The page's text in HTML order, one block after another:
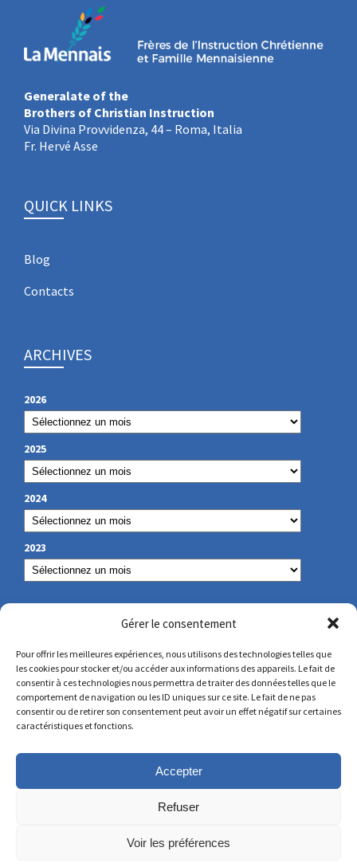
Gérer le consentement
Pour offrir les meilleures expériences, nous utilisons des technologies telles que
les cookies pour stocker et/ou accéder aux informations des appareils. Le fait de
consentir à ces technologies nous permettra de traiter des données telles que le
comportement de navigation ou les ID uniques sur ce site. Le fait de ne pas
consentir ou de retirer son consentement peut avoir un effet négatif sur certaines
caractéristiques et fonctions.
Accepter
Refuser
Voir les préférences
Generalate of the
Brothers of Christian Instruction
Via Divina Provvidenza, 44 – Roma, Italia
Fr. Hervé Asse
QUICK LINKS
Blog
Contacts
ARCHIVES
2026
2025
2024
2023
OUR CONTACT
secretariat@lamennais.org
protectionenfance@lamennais.org
© Copyright 2023 – All rights reserved – Produced by